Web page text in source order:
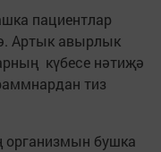
пациентлар
Артык авырлык
күбесе нәтиҗә
тиз
организмын бушка